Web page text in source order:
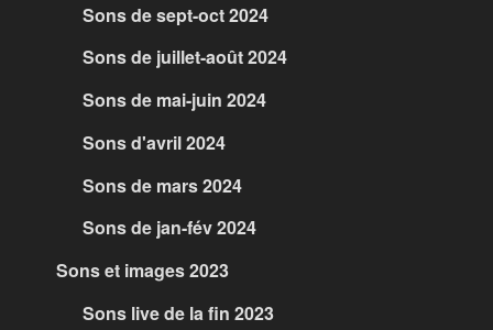
Sons de sept-oct 2024
Sons de juillet-août 2024
Sons de mai-juin 2024
Sons d'avril 2024
Sons de mars 2024
Sons de jan-fév 2024
Sons et images 2023
Sons live de la fin 2023